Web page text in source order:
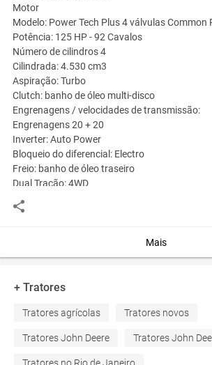
Motor
Modelo: Power Tech Plus 4 válvulas Common
Potência: 125 HP - 92 Cavalos
Número de cilindros 4
Cilindrada: 4.530 cm3
Aspiração: Turbo
Clutch: banho de óleo multi-disco
Engrenagens / velocidades de transmissão:
Engrenagens 20 + 20
Inverter: Auto Power
Bloqueio do diferencial: Electro
Freio: banho de óleo traseiro
Dual Tração: 4WD
Conexão: Electro
Sincronizado para a frente:
Categoria: N III
Fluxo: 110 l / min
capacidade
Rodas e pneus:
Frente: 420/70 R28
Mais
+ Tratores
Tratores agrícolas Tratores novos
Tratores John Deere Tratores John